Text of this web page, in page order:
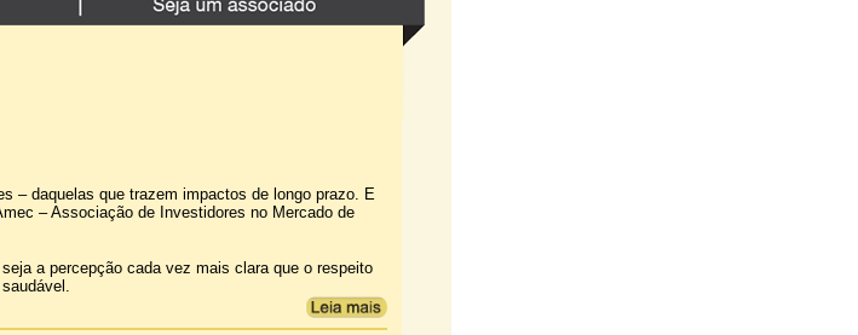
– daquelas que trazem impactos de longo prazo. E
– Associação de Investidores no Mercado de
a percepção cada vez mais clara que o respeito